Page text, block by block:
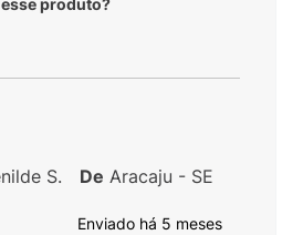
Enviado há 5 meses
S. De Aracaju - SE